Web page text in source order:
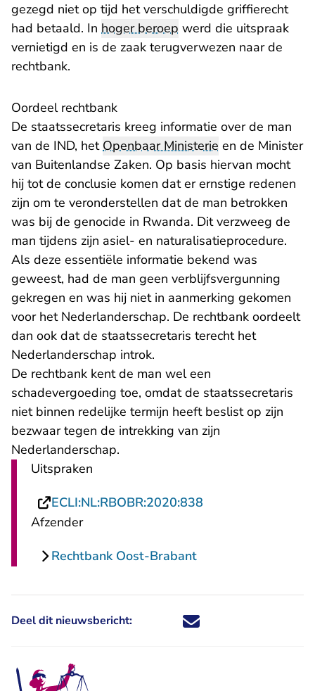
gezegd niet op tijd het verschuldigde griffierecht
had betaald. In hoger beroep werd die uitspraak
vernietigd en is de zaak terugverwezen naar de
rechtbank.
Oordeel rechtbank
De staatssecretaris kreeg informatie over de man
van de IND, hetOpenbaar Ministerie en de Minister
van Buitenlandse Zaken. Op basis hiervan mocht
hij tot de conclusie komen dat er ernstige redenen
zijn om te veronderstellen dat de man betrokken
was bij de genocide in Rwanda. Dit verzweeg de
man tijdens zijn asiel- en naturalisatieprocedure.
Als deze essentiële informatie bekend was
geweest, had de man geen verblijfsvergunning
gekregen en was hij niet in aanmerking gekomen
voor het Nederlanderschap. De rechtbank oordeelt
dan ook dat de staatssecretaris terecht het
Nederlanderschap introk.
De rechtbank kent de man wel een
schadevergoeding toe, omdat de staatssecretaris
niet binnen redelijke termijn heeft beslist op zijn
bezwaar tegen de intrekking van zijn
Nederlanderschap.
Uitspraken
ECLI:NL:RBOBR:2020:838
Afzender
Rechtbank Oost-Brabant
Deel dit nieuwsbericht: Deel dit nieuwsbericht via X -
Deel dit nieuwsbericht via
Deel dit nieuwsbericht
Deel dit